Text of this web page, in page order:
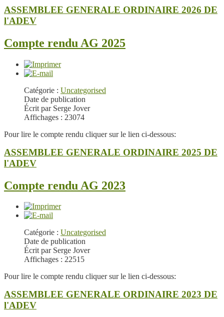
ASSEMBLEE GENERALE ORDINAIRE 2026 DE
l'ADEV
Compte rendu AG 2025
Catégorie : Uncategorised
Date de publication
Écrit par Serge Jover
Affichages : 23074
Pour lire le compte rendu cliquer sur le lien ci-dessous:
ASSEMBLEE GENERALE ORDINAIRE 2025 DE
l'ADEV
Compte rendu AG 2023
Catégorie : Uncategorised
Date de publication
Écrit par Serge Jover
Affichages : 22515
Pour lire le compte rendu cliquer sur le lien ci-dessous:
ASSEMBLEE GENERALE ORDINAIRE 2023 DE
l'ADEV